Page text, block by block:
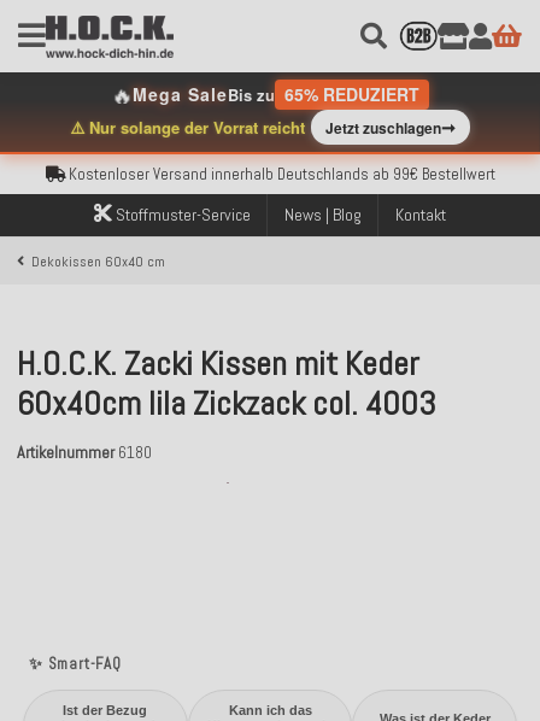
🔥Mega SaleBis zu 65% REDUZIERT
⚠️ Nur solange der Vorrat reicht Jetzt zuschlagen➞
Kostenloser Versand innerhalb Deutschlands ab 99€ Bestellwert
Über 120.000 erfolgreich versendete Bestellungen
Sicher bezahlen mit Klarna, PayPal & Amazon Pay
Kostenloser Versand innerhalb Deutschlands ab 99€ Bestellwert
Über 120.000 erfolgreich versendete Bestellungen
Sicher bezahlen mit Klarna, PayPal & Amazon Pay
Kostenloser Versand innerhalb Deutschlands ab 99€ Bestellwert
Stoffmuster-Service News | Blog Kontakt
Dekokissen 60x40 cm
✨ Smart-FAQ
Ist der Bezug
Kann ich das
Was ist der Keder
H.O.C.K. Zacki Kissen mit Keder
60x40cm lila Zickzack col. 4003
Artikelnummer 6180